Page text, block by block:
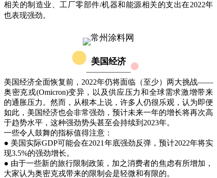
相关的制造业、工厂零部件/机器和能源相关的支出在2022年
也表现强劲。
美国经济
美国经济全面恢复前，2022年仍将面临（至少）两大挑战——
奥密克戎(Omicron)变异，以及供应压力和全球需求激增带来
的通胀压力。然而，从根本上说，许多人仍很乐观，认为即便
如此，美国经济也会非常强劲，预计未来一年的增长将再次高
于趋势水平，这种强劲势头甚至会持续到2023年。
一些令人鼓舞的指标值得注意：
● 美国实际GDP可能会在2021年底强劲反弹，预计2022年将实
现3.5%的强劲增长。
● 由于一些新的旅行限制政策，加之消费者的焦虑有所增加，
大家认为奥密克戎带来的限制会是轻微和有限的。